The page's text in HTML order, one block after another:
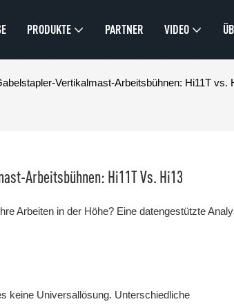
PRODUKTE PARTNER VIDEO
Vertikalmast-Arbeitsbühnen: Hi11T vs.
Arbeitsbühnen: Hi11T Vs. Hi13
Arbeiten in der Höhe? Eine datengestützte
keine Universallösung. Unterschiedliche